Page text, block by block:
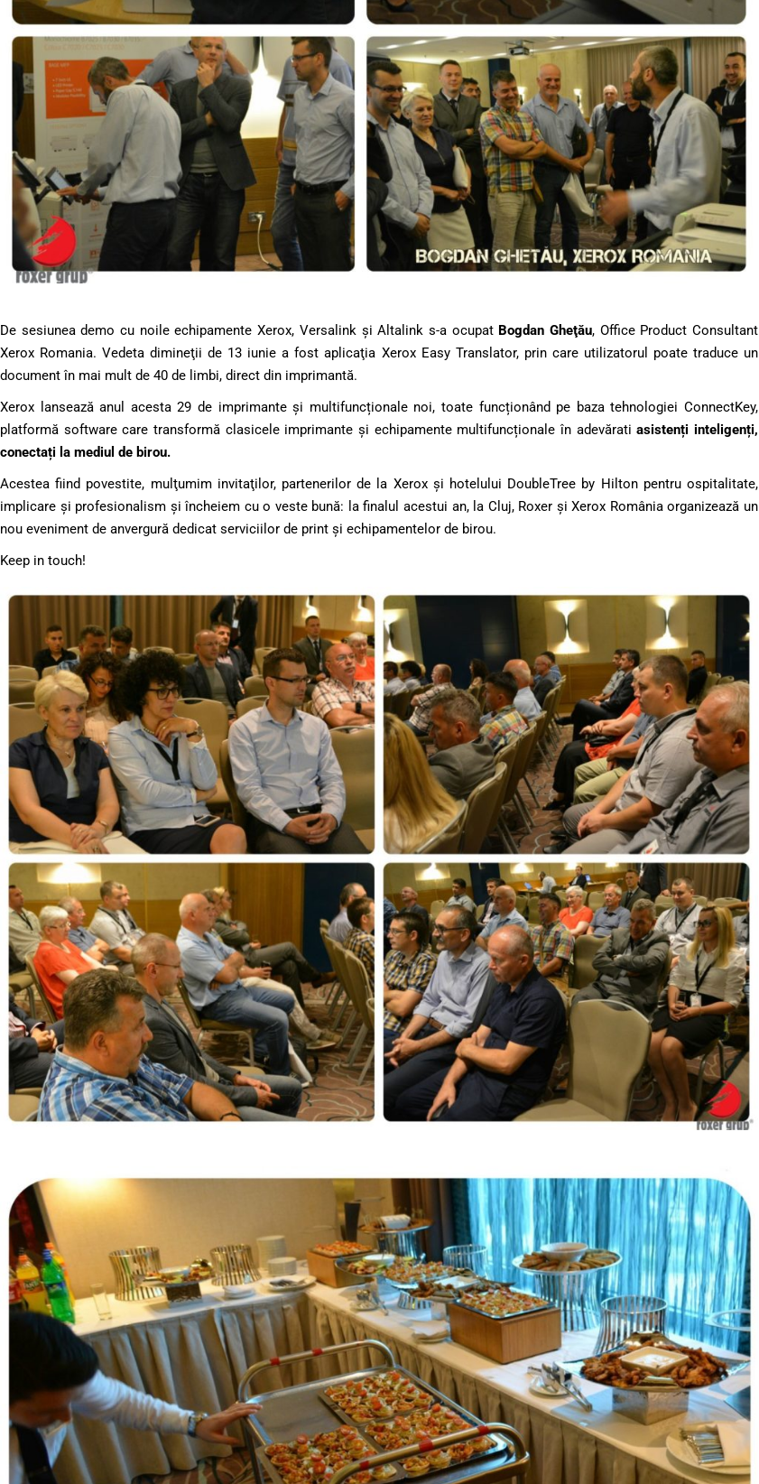
De sesiunea demo cu noile echipamente Xerox, Versalink şi Altalink s-a ocupat Bogdan Gheţău, Office Product Consultant
Xerox Romania. Vedeta dimineţii de 13 iunie a fost aplicaţia Xerox Easy Translator, prin care utilizatorul poate traduce un
document în mai mult de 40 de limbi, direct din imprimantă.
Xerox lansează anul acesta 29 de imprimante și multifuncționale noi, toate funcționând pe baza tehnologiei ConnectKey,
platformă software care transformă clasicele imprimante și echipamente multifuncționale în adevăratiasistenți inteligenți,
conectați la mediul de birou.
Acestea fiind povestite, mulţumim invitaţilor, partenerilor de la Xerox şi hotelului DoubleTree by Hilton pentru ospitalitate,
implicare şi profesionalism şi încheiem cu o veste bună: la finalul acestui an, la Cluj, Roxer şi Xerox România organizează un
nou eveniment de anvergură dedicat serviciilor de print şi echipamentelor de birou.
Keep in touch!